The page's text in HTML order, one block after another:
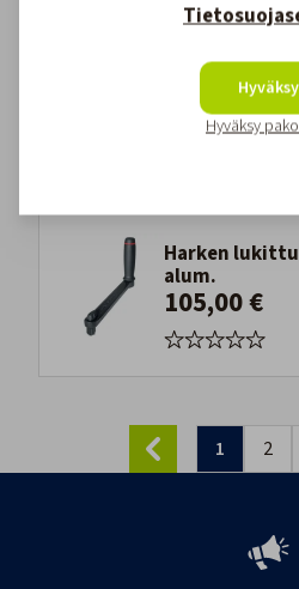
Harken
20,50 €
Harken
alum.
105,00 €
1 2
Hyväksy
Hyväksy